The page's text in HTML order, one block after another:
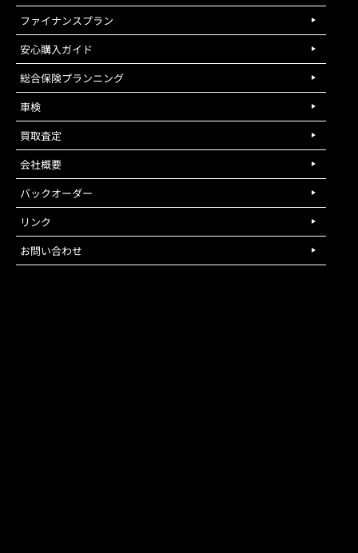
ファイナンスプラン
安心購入ガイド
総合保険プランニング
車検
買取査定
会社概要
バックオーダー
リンク
お問い合わせ